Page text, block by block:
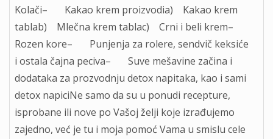
Kolači– Kakao krem proizvodia) Kakao krem
tablab) Mlečna krem tablac) Crni i beli krem–
Rozen kore– Punjenja za rolere, sendvič keksiće
i ostala čajna peciva– Suve mešavine začina i
dodataka za prozvodnju detox napitaka, kao i sami
detox napiciNe samo da su u ponudi recepture,
isprobane ili nove po Vašoj želji koje izrađujemo
zajedno, već je tu i moja pomoć Vama u smislu cele